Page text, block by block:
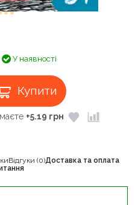
У наявності
Купити
+5.19 грн
Відгуки (0)Доставка та оплата